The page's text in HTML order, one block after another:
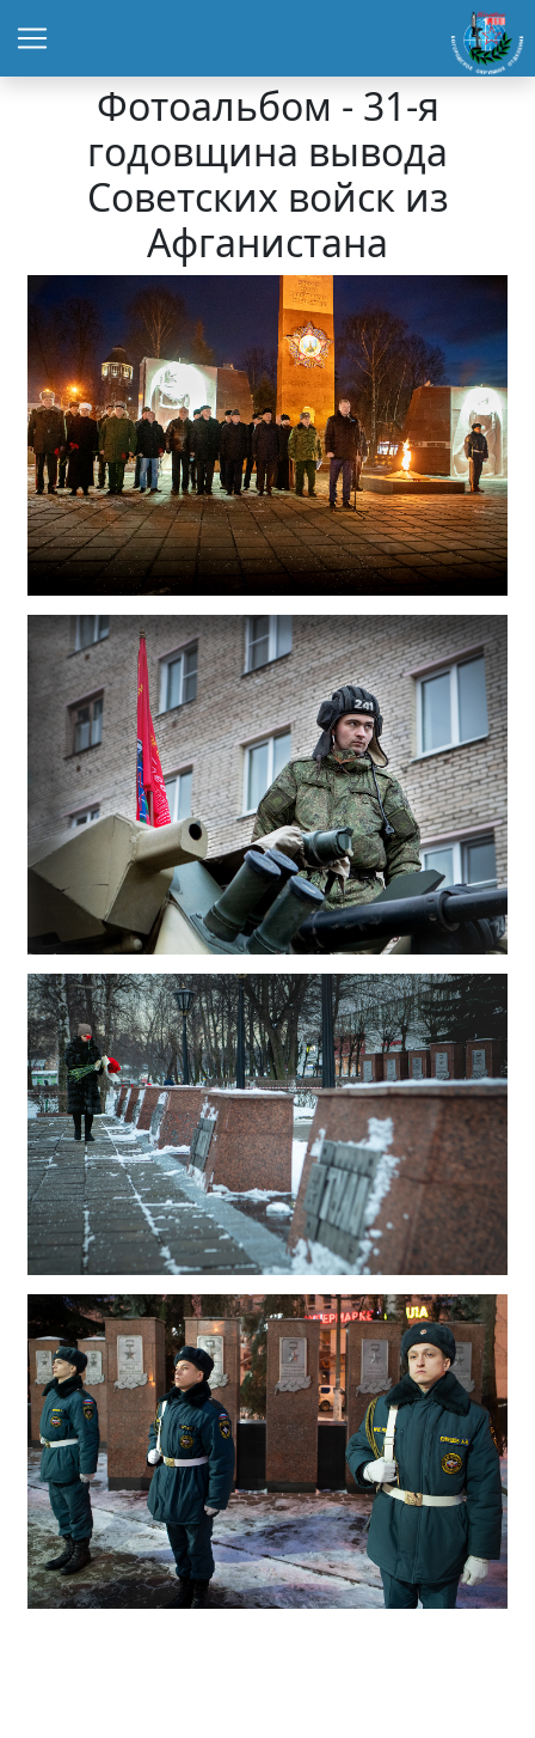
Фотоальбом - 31-я
годовщина вывода
Советских войск из
Афганистана